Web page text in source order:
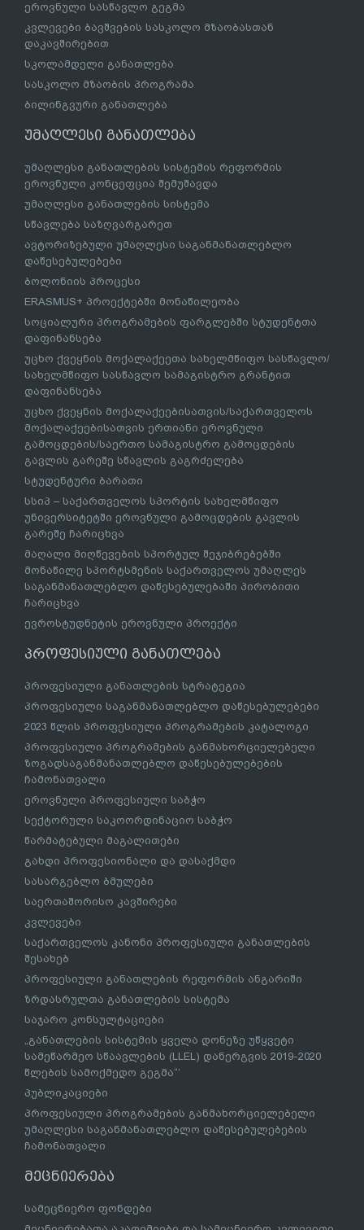
ეროვნული სასწავლო გეგმა
კვლევები ბავშვების სასკოლო მზაობასთან
დაკავშირებით
სკოლამდელი განათლება
სასკოლო მზაობის პროგრამა
ბილინგვური განათლება
უმაღლესი განათლება
უმაღლესი განათლების სისტემის რეფორმის
ეროვნული კონცეფცია შემუშავდა
უმაღლესი განათლების სისტემა
სწავლება საზღვარგარეთ
ავტორიზებული უმაღლესი საგანმანათლებლო
დაწესებულებები
ბოლონიის პროცესი
ERASMUS+ პროექტებში მონაწილეობა
სოციალური პროგრამების ფარგლებში სტუდენტთა
დაფინანსება
უცხო ქვეყნის მოქალაქეეთა სახელმწიფო სასწავლო/
სახელმწიფო სასწავლო სამაგისტრო გრანტით
დაფინანსება
უცხო ქვეყნის მოქალაქეებისათვის/საქართველოს
მოქალაქეებისათვის ერთიანი ეროვნული
გამოცდების/საერთო სამაგისტრო გამოცდების
გავლის გარეშე სწავლის გაგრძელება
სტუდენტური ბარათი
სსიპ – საქართველოს სპორტის სახელმწიფო
უნივერსიტეტში ეროვნული გამოცდების გავლის
გარეშე ჩარიცხვა
მაღალი მიღწევების სპორტულ შეჯიბრებებში
მონაწილე სპორტსმენის საქართველოს უმაღლეს
საგანმანათლებლო დაწესებულებაში პირობითი
ჩარიცხვა
ევროსტუდნეტის ეროვნული პროექტი
პროფესიული განათლება
პროფესიული განათლების სტრატეგია
პროფესიული საგანმანათლებლო დაწესებულებები
2023 წლის პროფესიული პროგრამების კატალოგი
პროფესიული პროგრამების განმახორციელებელი
ზოგადსაგანმანათლებლო დაწესებულებების
ჩამონათვალი
ეროვნული პროფესიული საბჭო
სექტორული საკოორდინაციო საბჭო
წარმატებული მაგალითები
გახდი პროფესიონალი და დასაქმდი
სასარგებლო ბმულები
საერთაშორისო კავშირები
კვლევები
საქართველოს კანონი პროფესიული განათლების
შესახებ
პროფესიული განათლების რეფორმის ანგარიში
ზრდასრულთა განათლების სისტემა
საჯარო კონსულტაციები
„განათლების სისტემის ყველა დონეზე უწყვეტი
სამეწარმეო სწაავლების (LLEL) დანერგვის 2019-2020
წლების სამოქმედო გეგმა“’
პუბლიკაციები
პროფესიული პროგრამების განმახორციელებელი
უმაღლესი საგანმანათლებლო დაწესებულებების
ჩამონათვალი
მეცნიერება
სამეცნიერო ფონდები